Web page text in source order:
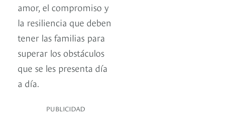
amor, el compromiso y
la resiliencia que deben
tener las familias para
superar los obstáculos
que se les presenta día
a día.
PUBLICIDAD